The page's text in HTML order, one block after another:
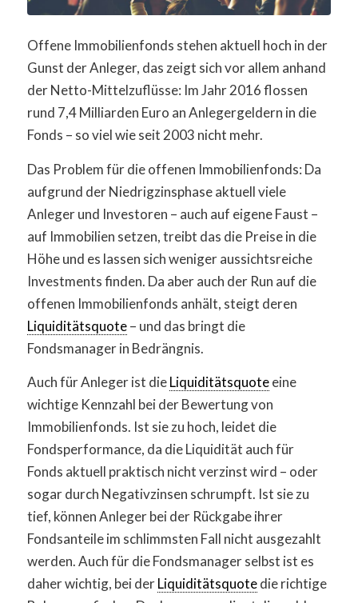
Offene Immobilienfonds stehen aktuell hoch in der
Gunst der Anleger, das zeigt sich vor allem anhand
der Netto-Mittelzuflüsse: Im Jahr 2016 flossen
rund 7,4 Milliarden Euro an Anlegergeldern in die
Fonds – so viel wie seit 2003 nicht mehr.
Das Problem für die offenen Immobilienfonds: Da
aufgrund der Niedrigzinsphase aktuell viele
Anleger und Investoren – auch auf eigene Faust –
auf Immobilien setzen, treibt das die Preise in die
Höhe und es lassen sich weniger aussichtsreiche
Investments finden. Da aber auch der Run auf die
offenen Immobilienfonds anhält, steigt deren
Liquiditätsquote– und das bringt die
Fondsmanager in Bedrängnis.
Auch für Anleger ist dieLiquiditätsquoteeine
wichtige Kennzahl bei der Bewertung von
Immobilienfonds. Ist sie zu hoch, leidet die
Fondsperformance, da die Liquidität auch für
Fonds aktuell praktisch nicht verzinst wird – oder
sogar durch Negativzinsen schrumpft. Ist sie zu
tief, können Anleger bei der Rückgabe ihrer
Fondsanteile im schlimmsten Fall nicht ausgezahlt
werden. Auch für die Fondsmanager selbst ist es
daher wichtig, bei derLiquiditätsquotedie richtige